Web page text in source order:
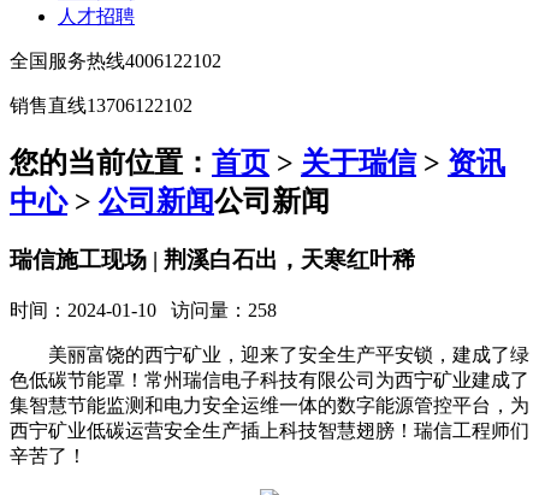
人才招聘
全国服务热线4006122102
销售直线13706122102
您的当前位置： 首页 > 关于瑞信> 资讯
中心> 公司新闻公司新闻
瑞信施工现场 | 荆溪白石出，天寒红叶稀
时间：2024-01-10 访问量：258
美丽富饶的西宁矿业，迎来了安全生产平安锁，建成了绿
色低碳节能罩！常州瑞信电子科技有限公司为西宁矿业建成了
集智慧节能监测和电力安全运维一体的数字能源管控平台，为
西宁矿业低碳运营安全生产插上科技智慧翅膀！瑞信工程师们
辛苦了！